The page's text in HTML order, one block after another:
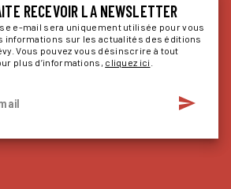
RECEVOIR LA NEWSLETTER
e-mail sera uniquement utilisée pour vous
informations sur les actualités des éditions
Vous pouvez vous désinscrire à tout
plus d’informations, cliquez ici
send